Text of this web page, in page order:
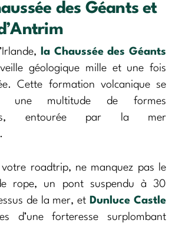
des Géants et
la Chaussée des Géants
géologique mille et une fois
Cette formation volcanique se
une multitude de formes
entourée par la mer
roadtrip, ne manquez pas le
rope, un pont suspendu à 30
de la mer, et Dunluce Castle
d’une forteresse surplombant